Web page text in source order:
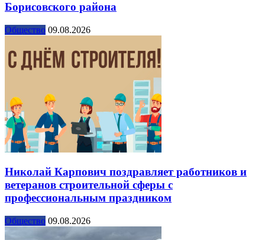
Борисовского района
Общество 09.08.2026
Николай Карпович поздравляет работников и
ветеранов строительной сферы с
профессиональным праздником
Общество 09.08.2026